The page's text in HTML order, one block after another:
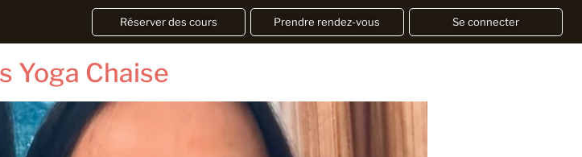
Réserver des cours Prendre rendez-vous Se connecter
Yoga Chaise